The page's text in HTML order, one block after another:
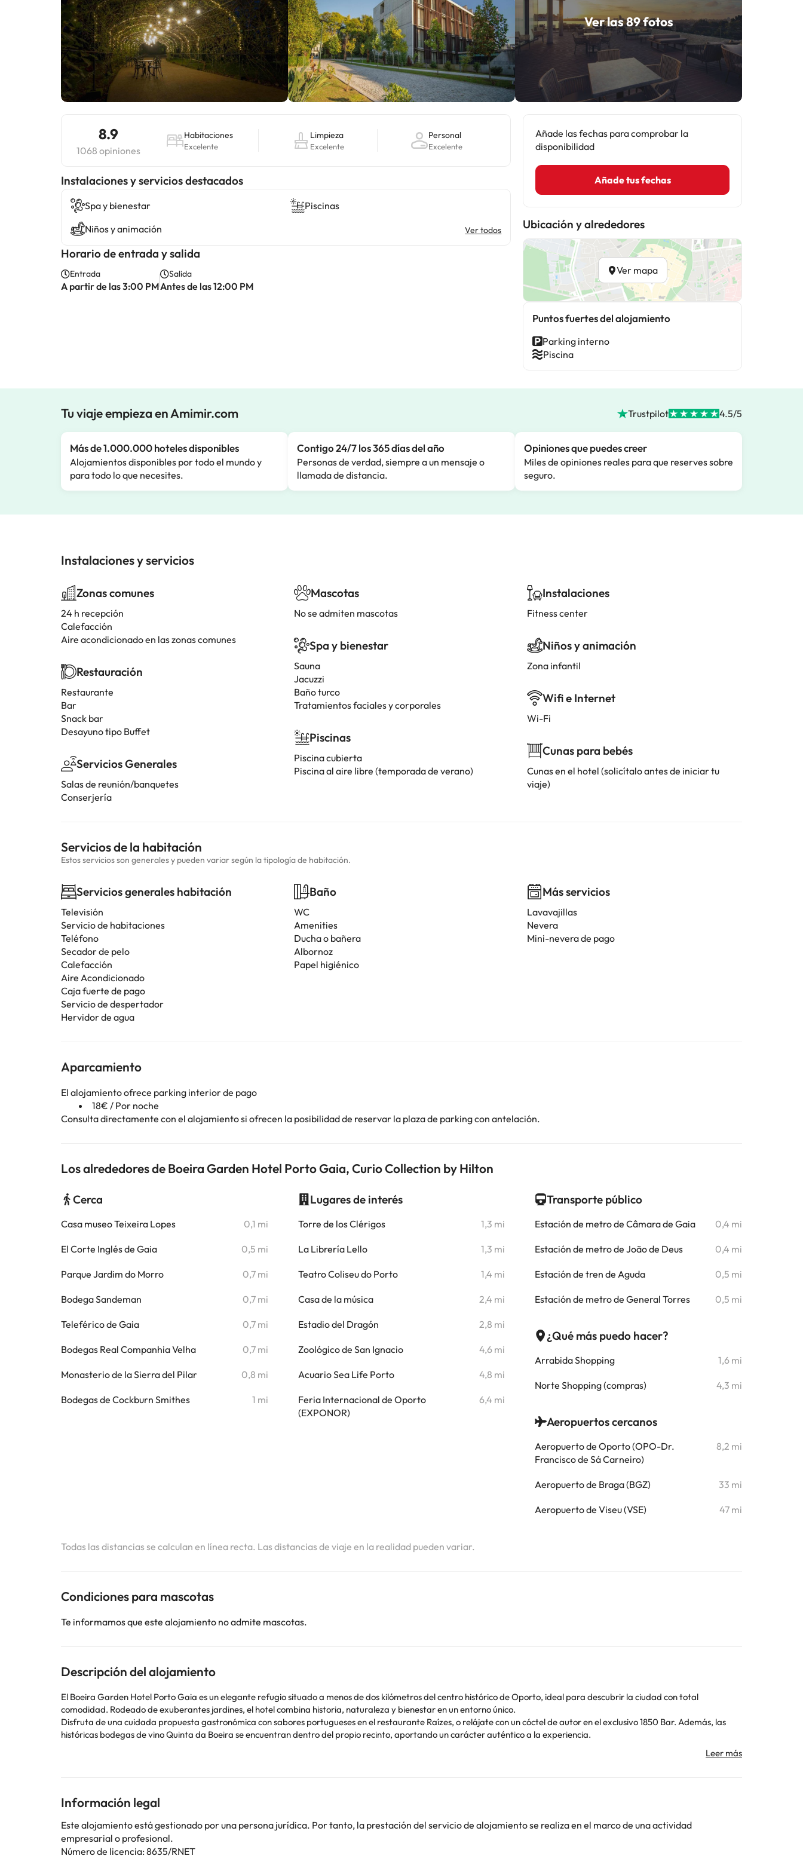
Ver las 89 fotos
8.9
1068 opiniones
Habitaciones
Excelente
Limpieza
Excelente
Personal
Excelente
Instalaciones y servicios destacados
Spa y bienestar
Piscinas
Niños y animación
Ver todos
Horario de entrada y salida
Entrada
A partir de las 3:00 PM
Salida
Antes de las 12:00 PM
Añade las fechas para comprobar la
disponibilidad
Añade tus fechas
Ubicación y alrededores
Ver mapa
Puntos fuertes del alojamiento
Parking interno
Piscina
Tu viaje empieza en Amimir.com Trustpilot 4.5/5
Más de 1.000.000 hoteles disponibles
Alojamientos disponibles por todo el mundo y
para todo lo que necesites.
Contigo 24/7 los 365 días del año
Personas de verdad, siempre a un mensaje o
llamada de distancia.
Opiniones que puedes creer
Miles de opiniones reales para que reserves sobre
seguro.
Instalaciones y servicios
Zonas comunes
24 h recepción
Calefacción
Aire acondicionado en las zonas comunes
Restauración
Restaurante
Bar
Snack bar
Desayuno tipo Buffet
Servicios Generales
Salas de reunión/banquetes
Conserjería
Mascotas
No se admiten mascotas
Spa y bienestar
Sauna
Jacuzzi
Baño turco
Tratamientos faciales y corporales
Piscinas
Piscina cubierta
Piscina al aire libre (temporada de verano)
Instalaciones
Fitness center
Niños y animación
Zona infantil
Wifi e Internet
Wi-Fi
Cunas para bebés
Cunas en el hotel (solicítalo antes de iniciar tu
viaje)
Servicios de la habitación
Estos servicios son generales y pueden variar según la tipología de habitación.
Servicios generales habitación
Televisión
Servicio de habitaciones
Teléfono
Secador de pelo
Calefacción
Aire Acondicionado
Caja fuerte de pago
Servicio de despertador
Hervidor de agua
Baño
WC
Amenities
Ducha o bañera
Albornoz
Papel higiénico
Más servicios
Lavavajillas
Nevera
Mini-nevera de pago
Aparcamiento
El alojamiento ofrece parking interior de pago
18€ / Por noche
Consulta directamente con el alojamiento si ofrecen la posibilidad de reservar la plaza de parking con antelación.
Los alrededores de Boeira Garden Hotel Porto Gaia, Curio Collection by Hilton
Cerca
Casa museo Teixeira Lopes 0,1 mi
El Corte Inglés de Gaia 0,5 mi
Parque Jardim do Morro 0,7 mi
Bodega Sandeman 0,7 mi
Teleférico de Gaia 0,7 mi
Bodegas Real Companhia Velha 0,7 mi
Monasterio de la Sierra del Pilar 0,8 mi
Bodegas de Cockburn Smithes 1 mi
Lugares de interés
Torre de los Clérigos 1,3 mi
La Librería Lello 1,3 mi
Teatro Coliseu do Porto 1,4 mi
Casa de la música 2,4 mi
Estadio del Dragón 2,8 mi
Zoológico de San Ignacio 4,6 mi
Acuario Sea Life Porto 4,8 mi
Feria Internacional de Oporto
(EXPONOR)
6,4 mi
Transporte público
Estación de metro de Câmara de Gaia 0,4 mi
Estación de metro de João de Deus 0,4 mi
Estación de tren de Aguda 0,5 mi
Estación de metro de General Torres 0,5 mi
¿Qué más puedo hacer?
Arrabida Shopping 1,6 mi
Norte Shopping (compras) 4,3 mi
Aeropuertos cercanos
Aeropuerto de Oporto (OPO-Dr.
Francisco de Sá Carneiro)
8,2 mi
Aeropuerto de Braga (BGZ) 33 mi
Aeropuerto de Viseu (VSE) 47 mi
Todas las distancias se calculan en línea recta. Las distancias de viaje en la realidad pueden variar.
Condiciones para mascotas
Te informamos que este alojamiento no admite mascotas.
Descripción del alojamiento
El Boeira Garden Hotel Porto Gaia es un elegante refugio situado a menos de dos kilómetros del centro histórico de Oporto, ideal para descubrir la ciudad con total
comodidad. Rodeado de exuberantes jardines, el hotel combina historia, naturaleza y bienestar en un entorno único.
Disfruta de una cuidada propuesta gastronómica con sabores portugueses en el restaurante Raízes, o relájate con un cóctel de autor en el exclusivo 1850 Bar. Además, las
históricas bodegas de vino Quinta da Boeira se encuentran dentro del propio recinto, aportando un carácter auténtico a la experiencia.
El hotel cuenta con spa con piscina interior, piscina exterior, amplias zonas ajardinadas para eventos al aire libre y habitaciones luminosas con balcón, pensadas para ofrecer
cambios por parte del alojamiento. Si tienes dudas, contáctanos.
Información legal
Este alojamiento está gestionado por una persona jurídica. Por tanto, la prestación del servicio de alojamiento se realiza en el marco de una actividad
empresarial o profesional.
Número de licencia: 8635/RNET